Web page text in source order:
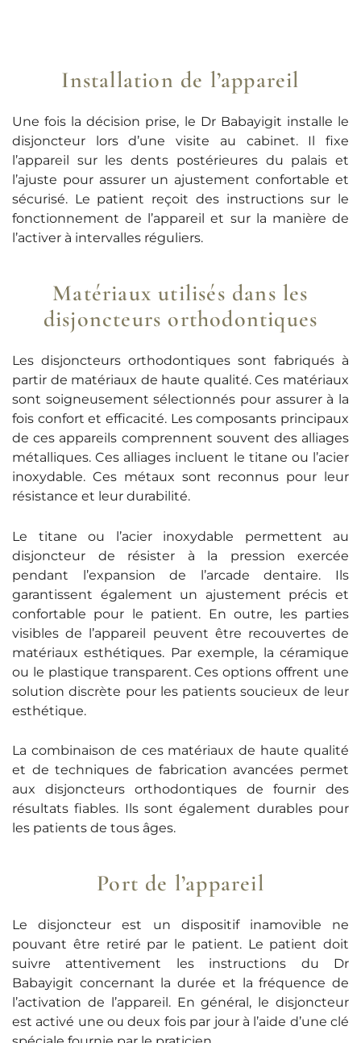
Installation de l’appareil
Une fois la décision prise, le Dr Babayigit installe le
disjoncteur lors d’une visite au cabinet. Il fixe
l’appareil sur les dents postérieures du palais et
l’ajuste pour assurer un ajustement confortable et
sécurisé. Le patient reçoit des instructions sur le
fonctionnement de l’appareil et sur la manière de
l’activer à intervalles réguliers.
Matériaux utilisés dans les
disjoncteurs orthodontiques
Les disjoncteurs orthodontiques sont fabriqués à
partir de matériaux de haute qualité. Ces matériaux
sont soigneusement sélectionnés pour assurer à la
fois confort et efficacité. Les composants principaux
de ces appareils comprennent souvent des alliages
métalliques. Ces alliages incluent le titane ou l’acier
inoxydable. Ces métaux sont reconnus pour leur
résistance et leur durabilité.
Le titane ou l’acier inoxydable permettent au
disjoncteur de résister à la pression exercée
pendant l’expansion de l’arcade dentaire. Ils
garantissent également un ajustement précis et
confortable pour le patient. En outre, les parties
visibles de l’appareil peuvent être recouvertes de
matériaux esthétiques. Par exemple, la céramique
ou le plastique transparent. Ces options offrent une
solution discrète pour les patients soucieux de leur
esthétique.
La combinaison de ces matériaux de haute qualité
et de techniques de fabrication avancées permet
aux disjoncteurs orthodontiques de fournir des
résultats fiables. Ils sont également durables pour
les patients de tous âges.
Port de l’appareil
Le disjoncteur est un dispositif inamovible ne
pouvant être retiré par le patient. Le patient doit
suivre attentivement les instructions du Dr
Babayigit concernant la durée et la fréquence de
l’activation de l’appareil. En général, le disjoncteur
est activé une ou deux fois par jour à l’aide d’une clé